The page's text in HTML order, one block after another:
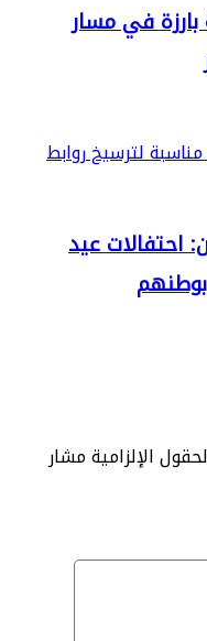
بارزة في مسار
عيد
مشار